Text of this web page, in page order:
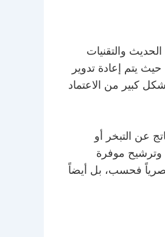
والتقنيات
يتم إعادة تدوير
كبير من الاعتماد
عن التبخر أو
وترشيح موفرة
بصرياً فحسب، بل أيضاً